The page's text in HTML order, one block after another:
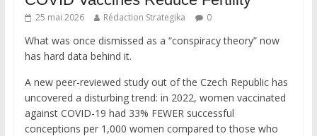
25 mai 2026 Rédaction Strategika 0
What was once dismissed as a “conspiracy theory” now
has hard data behind it.
A new peer-reviewed study out of the Czech Republic has
uncovered a disturbing trend: in 2022, women vaccinated
against COVID-19 had 33% FEWER successful
conceptions per 1,000 women compared to those who